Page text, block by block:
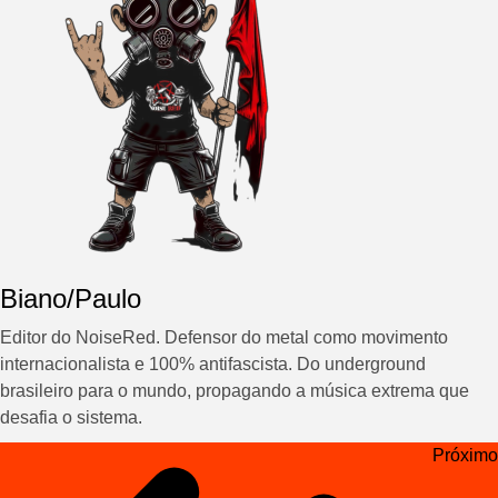
Biano/Paulo
Editor do NoiseRed. Defensor do metal como movimento
internacionalista e 100% antifascista. Do underground
brasileiro para o mundo, propagando a música extrema que
desafia o sistema.
Navegação
Próximo